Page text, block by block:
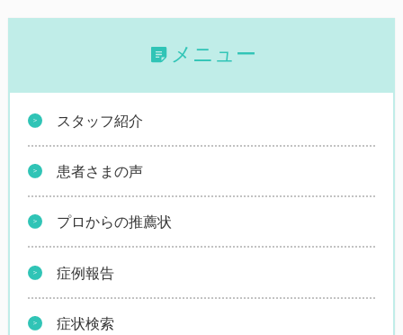
メニュー
スタッフ紹介
患者さまの声
プロからの推薦状
症例報告
症状検索